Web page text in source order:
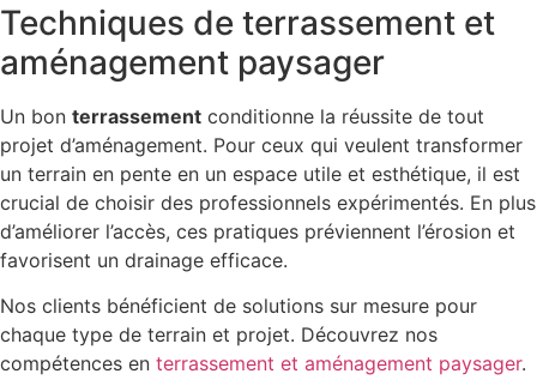
Techniques de terrassement et
aménagement paysager
Un bon terrassement conditionne la réussite de tout
projet d’aménagement. Pour ceux qui veulent transformer
un terrain en pente en un espace utile et esthétique, il est
crucial de choisir des professionnels expérimentés. En plus
d’améliorer l’accès, ces pratiques préviennent l’érosion et
favorisent un drainage efficace.
Nos clients bénéficient de solutions sur mesure pour
chaque type de terrain et projet. Découvrez nos
compétences en terrassement et aménagement paysager.